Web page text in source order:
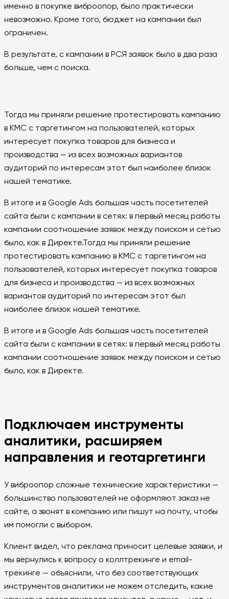
именно в покупке виброопор, было практически
невозможно. Кроме того, бюджет на кампании был
ограничен.
В результате, с кампании в РСЯ заявок было в два раза
больше, чем с поиска.
Тогда мы приняли решение протестировать кампанию
в КМС с таргетингом на пользователей, которых
интересует покупка товаров для бизнеса и
производства — из всех возможных вариантов
аудиторий по интересам этот был наиболее близок
нашей тематике.
В итоге и в Google Ads большая часть посетителей
сайта были с кампании в сетях: в первый месяц работы
кампании соотношение заявок между поиском и сетью
было, как в Директе.Тогда мы приняли решение
протестировать кампанию в КМС с таргетингом на
пользователей, которых интересует покупка товаров
для бизнеса и производства — из всех возможных
вариантов аудиторий по интересам этот был
наиболее близок нашей тематике.
В итоге и в Google Ads большая часть посетителей
сайта были с кампании в сетях: в первый месяц работы
кампании соотношение заявок между поиском и сетью
было, как в Директе.
Подключаем инструменты
аналитики, расширяем
направления и геотаргетинги
У виброопор сложные технические характеристики —
большинство пользователей не оформляют заказ не
сайте, а звонят в компанию или пишут на почту, чтобы
им помогли с выбором.
Клиент видел, что реклама приносит целевые заявки, и
мы вернулись к вопросу о коллтрекинге и email-
трекинге — объяснили, что без соответствующих
инструментов аналитики не можем отследить, какие